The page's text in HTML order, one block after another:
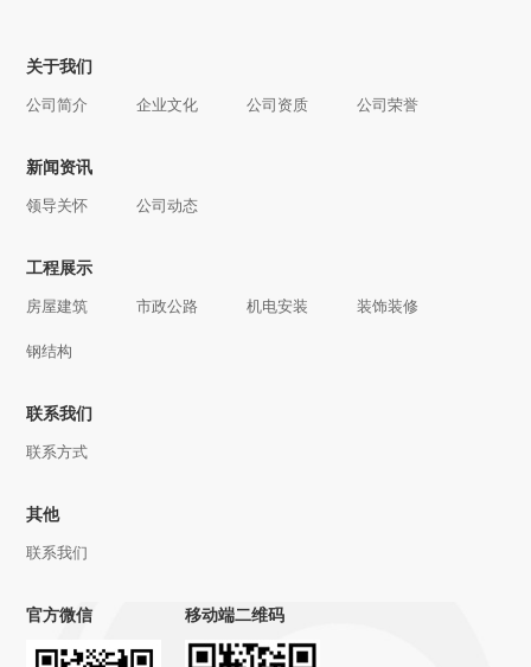
关于我们
公司简介 企业文化 公司资质 公司荣誉
新闻资讯
领导关怀 公司动态
工程展示
房屋建筑 市政公路 机电安装 装饰装修
钢结构
联系我们
联系方式
其他
联系我们
官方微信 移动端二维码